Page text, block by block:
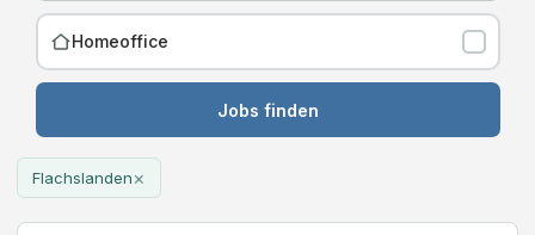
Homeoffice
Jobs finden
Flachslanden×